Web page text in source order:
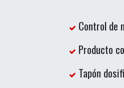
Control de
Producto
Tapón